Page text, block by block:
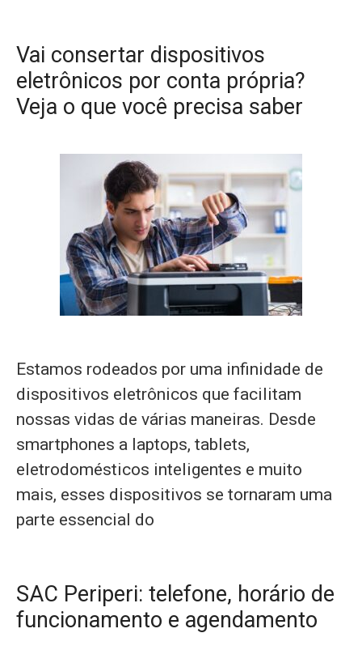
Vai consertar dispositivos
eletrônicos por conta própria?
Veja o que você precisa saber
Estamos rodeados por uma infinidade de
dispositivos eletrônicos que facilitam
nossas vidas de várias maneiras. Desde
smartphones a laptops, tablets,
eletrodomésticos inteligentes e muito
mais, esses dispositivos se tornaram uma
parte essencial do
SAC Periperi: telefone, horário de
funcionamento e agendamento